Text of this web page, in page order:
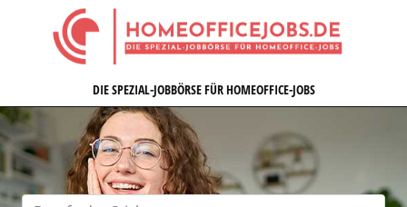
HOMEOFFICEJOBS.DE
DIE SPEZIAL-JOBBÖRSE FÜR HOMEOFFICE-JOBS